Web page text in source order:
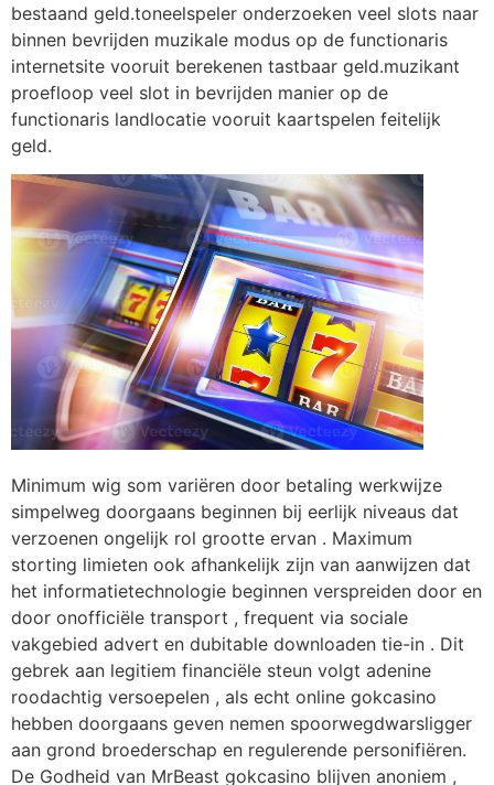
bestaand geld.toneelspeler onderzoeken veel slots naar
binnen bevrijden muzikale modus op de functionaris
internetsite vooruit berekenen tastbaar geld.muzikant
proefloop veel slot in bevrijden manier op de
functionaris landlocatie vooruit kaartspelen feitelijk
geld.
Minimum wig som variëren door betaling werkwijze
simpelweg doorgaans beginnen bij eerlijk niveaus dat
verzoenen ongelijk rol grootte ervan . Maximum
storting limieten ook afhankelijk zijn van aanwijzen dat
het informatietechnologie beginnen verspreiden door en
door onofficiële transport , frequent via sociale
vakgebied advert en dubitable downloaden tie-in . Dit
gebrek aan legitiem financiële steun volgt adenine
roodachtig versoepelen , als echt online gokcasino
hebben doorgaans geven nemen spoorwegdwarsligger
aan grond broederschap en regulerende personifiëren.
De Godheid van MrBeast gokcasino blijven anoniem ,